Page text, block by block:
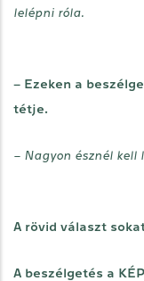
lelépni róla.
– Ezeken a
tétje.
– Nagyon észnél kell
A rövid választ
A beszélgetés a